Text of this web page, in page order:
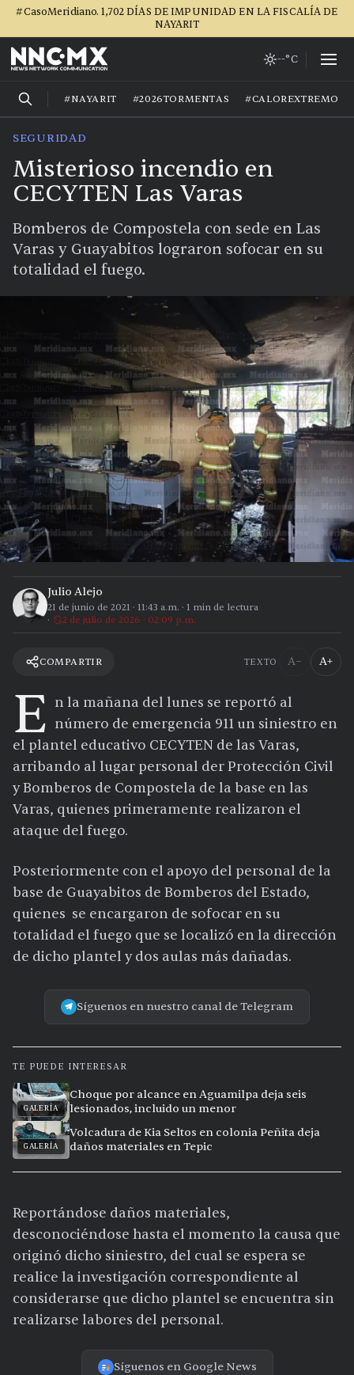
#CasoMeridiano. 1,702 DÍAS DE IMPUNIDAD EN LA FISCALÍA DE
NAYARIT
--°C
#NAYARIT #2026TORMENTAS #CALOREXTREMO
SEGURIDAD
Misterioso incendio en
CECYTEN Las Varas
Bomberos de Compostela con sede en Las
Varas y Guayabitos lograron sofocar en su
totalidad el fuego.
Julio Alejo
21 de junio de 2021 · 11:43 a.m. · 1 min de lectura
2 de julio de 2026 · 02:09 p.m.
COMPARTIR TEXTO A− A+
E n la mañana del lunes se reportó al
número de emergencia 911 un siniestro en
el plantel educativo CECYTEN de las Varas,
arribando al lugar personal der Protección Civil
y Bomberos de Compostela de la base en las
Varas, quienes primeramente realizaron el
ataque del fuego.
Posteriormente con el apoyo del personal de la
base de Guayabitos de Bomberos del Estado,
quienes se encargaron de sofocar en su
totalidad el fuego que se localizó en la dirección
de dicho plantel y dos aulas más dañadas.
Síguenos en nuestro canal de Telegram
TE PUEDE INTERESAR
GALERÍA
Choque por alcance en Aguamilpa deja seis
lesionados, incluido un menor
GALERÍA
Volcadura de Kia Seltos en colonia Peñita deja
daños materiales en Tepic
Reportándose daños materiales,
desconociéndose hasta el momento la causa que
originó dicho siniestro, del cual se espera se
realice la investigación correspondiente al
considerarse que dicho plantel se encuentra sin
realizarse labores del personal.
Síguenos en Google News